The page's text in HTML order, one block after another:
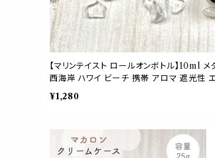
【マリンテイスト ロールオンボトル】10ml
西海岸 ハワイ ビーチ 携帯 アロマ 遮光性
¥1,280